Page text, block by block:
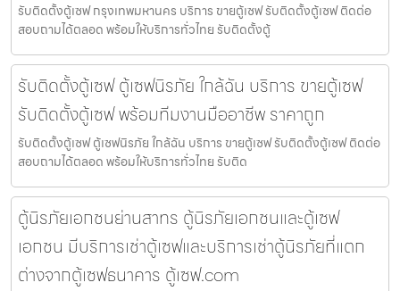
รับติดตั้งตู้เซฟ กรุงเทพมหานคร บริการ ขายตู้เซฟ รับติดตั้งตู้เซฟ ติดต่อ
สอบถามได้ตลอด พร้อมให้บริการทั่วไทย รับติดตั้งตู้
รับติดตั้งตู้เซฟ ตู้เซฟนิรภัย ใกล้ฉัน บริการ ขายตู้เซฟ
รับติดตั้งตู้เซฟ พร้อมทีมงานมืออาชีพ ราคาถูก
รับติดตั้งตู้เซฟ ตู้เซฟนิรภัย ใกล้ฉัน บริการ ขายตู้เซฟ รับติดตั้งตู้เซฟ ติดต่อ
สอบถามได้ตลอด พร้อมให้บริการทั่วไทย รับติด
ตู้นิรภัยเอกชนย่านสาทร ตู้นิรภัยเอกชนและตู้เซฟ
เอกชน มีบริการเช่าตู้เซฟและบริการเช่าตู้นิรภัยที่แตก
ต่างจากตู้เซฟธนาคาร ตู้เซฟ.com